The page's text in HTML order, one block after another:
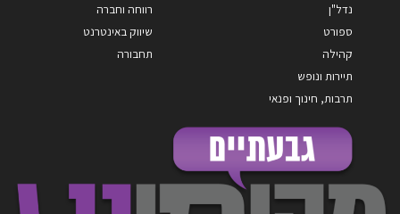
נדל"ן
ספורט
קהילה
תיירות ונופש
תרבות, חינוך ופנאי
רווחה וחברה
שיווק באינטרנט
תחבורה